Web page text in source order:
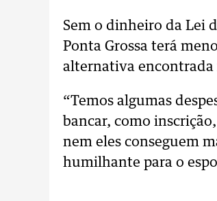
Sem o dinheiro da Lei
Ponta Grossa terá
alternativa encontrada
“Temos algumas
bancar, como
nem eles conseguem
humilhante para o